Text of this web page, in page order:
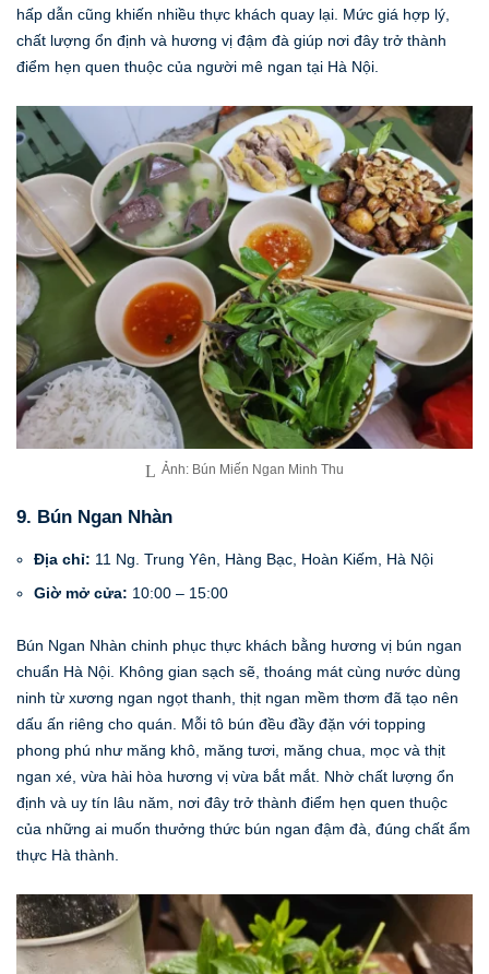
hấp dẫn cũng khiến nhiều thực khách quay lại. Mức giá hợp lý,
chất lượng ổn định và hương vị đậm đà giúp nơi đây trở thành
điểm hẹn quen thuộc của người mê ngan tại Hà Nội.
Ảnh: Bún Miến Ngan Minh Thu
9. Bún Ngan Nhàn
Địa chỉ: 11 Ng. Trung Yên, Hàng Bạc, Hoàn Kiếm, Hà Nội
Giờ mở cửa: 10:00 – 15:00
Bún Ngan Nhàn chinh phục thực khách bằng hương vị bún ngan
chuẩn Hà Nội. Không gian sạch sẽ, thoáng mát cùng nước dùng
ninh từ xương ngan ngọt thanh, thịt ngan mềm thơm đã tạo nên
dấu ấn riêng cho quán. Mỗi tô bún đều đầy đặn với topping
phong phú như măng khô, măng tươi, măng chua, mọc và thịt
ngan xé, vừa hài hòa hương vị vừa bắt mắt. Nhờ chất lượng ổn
định và uy tín lâu năm, nơi đây trở thành điểm hẹn quen thuộc
của những ai muốn thưởng thức bún ngan đậm đà, đúng chất ẩm
thực Hà thành.